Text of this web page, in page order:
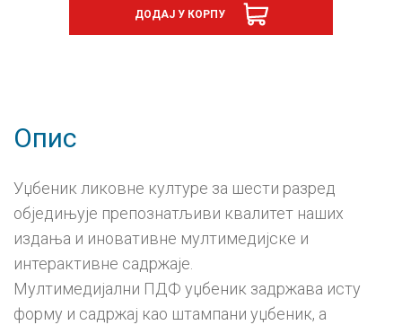
дигитални
уџбеник
ДОДАЈ У КОРПУ
Опис
Уџбеник ликовне културе за шести разред
обједињује препознатљиви квалитет наших
издања и иновативне мултимедијске и
интерактивне садржаје.
Мултимедијални ПДФ уџбеник задржава исту
форму и садржај као штампани уџбеник, а